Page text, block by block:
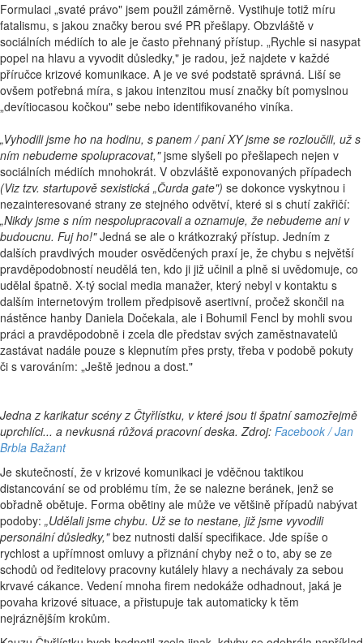
Formulaci „svaté právo" jsem použil záměrně. Vystihuje totiž míru
fatalismu, s jakou značky berou své PR přešlapy. Obzvláště v
sociálních médiích to ale je často přehnaný přístup. „Rychle si nasypat
popel na hlavu a vyvodit důsledky," je radou, jež najdete v každé
příručce krizové komunikace. A je ve své podstatě správná. Liší se
ovšem potřebná míra, s jakou intenzitou musí značky bít pomyslnou
„devítiocasou kočkou" sebe nebo identifikovaného viníka.
„Vyhodili jsme ho na hodinu, s panem / paní XY jsme se rozloučili, už s
ním nebudeme spolupracovat,"jsme slyšeli po přešlapech nejen v
sociálních médiích mnohokrát. V obzvláště exponovaných případech
(Viz tzv. startupově sexistická „Čurda gate") se dokonce vyskytnou i
nezainteresované strany ze stejného odvětví, které si s chutí zakřičí:
„Nikdy jsme s ním nespolupracovali a oznamuje, že nebudeme ani v
budoucnu. Fuj ho!"Jedná se ale o krátkozraký přístup. Jedním z
dalších pravdivých mouder osvědčených praxí je, že chybu s největší
pravděpodobností neudělá ten, kdo ji již učinil a plně si uvědomuje, co
udělal špatně. X-tý social media manažer, který nebyl v kontaktu s
dalším internetovým trollem předpisově asertivní, pročež skončil na
nástěnce hanby Daniela Dočekala, ale i Bohumil Fencl by mohli svou
práci a pravděpodobně i zcela dle představ svých zaměstnavatelů
zastávat nadále pouze s klepnutím přes prsty, třeba v podobě pokuty
či s varováním: „Ještě jednou a dost."
Jedna z karikatur scény z Čtyřlístku, v které jsou ti špatní samozřejmě
uprchlíci... a nevkusná růžová pracovní deska. Zdroj: Facebook / Jan
Brbla Bažant
Je skutečností, že v krizové komunikaci je vděčnou taktikou
distancování se od problému tím, že se nalezne beránek, jenž se
obřadně obětuje. Forma obětiny ale může ve většině případů nabývat
podoby: „Udělali jsme chybu. Už se to nestane, již jsme vyvodili
personální důsledky,"bez nutnosti další specifikace. Jde spíše o
rychlost a upřímnost omluvy a přiznání chyby než o to, aby se ze
schodů od ředitelovy pracovny kutálely hlavy a nechávaly za sebou
krvavé cákance. Vedení mnoha firem nedokáže odhadnout, jaká je
povaha krizové situace, a přistupuje tak automaticky k těm
nejráznějším krokům.